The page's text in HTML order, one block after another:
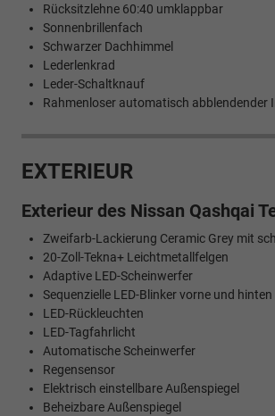
Rücksitzlehne 60:40 umklappbar
Sonnenbrillenfach
Schwarzer Dachhimmel
Lederlenkrad
Leder-Schaltknauf
Rahmenloser automatisch abblendender
EXTERIEUR
Exterieur des Nissan Qashqai
Zweifarb-Lackierung Ceramic Grey mit
20-Zoll-Tekna+ Leichtmetallfelgen
Adaptive LED-Scheinwerfer
Sequenzielle LED-Blinker vorne und hinten
LED-Rückleuchten
LED-Tagfahrlicht
Automatische Scheinwerfer
Regensensor
Elektrisch einstellbare Außenspiegel
Beheizbare Außenspiegel